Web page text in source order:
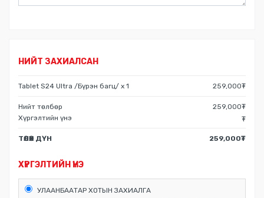
НИЙТ ЗАХИАЛСАН
Tablet S24 Ultra /Бүрэн багц/ x 1 259,000₮
Нийт төлбөр 259,000₮
Хүргэлтийн үнэ
₮
ТӨЛӨХ ДҮН 259,000₮
ХҮРГЭЛТИЙН ҮНЭ
УЛААНБААТАР ХОТЫН ЗАХИАЛГА